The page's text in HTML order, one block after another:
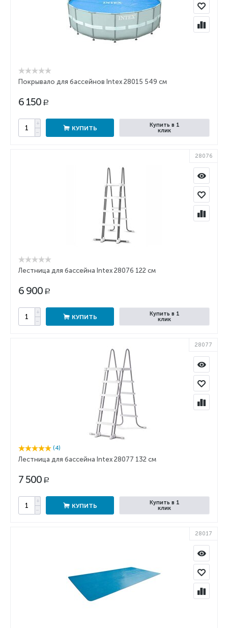
Покрывало для бассейнов Intex 28015 549 см
6 150 Р
+
−
КУПИТЬ
Купить в 1
клик
28076
Лестница для бассейна Intex 28076 122 см
6 900 Р
+
−
КУПИТЬ
Купить в 1
клик
28077
(4)
Лестница для бассейна Intex 28077 132 см
7 500 Р
+
−
КУПИТЬ
Купить в 1
клик
28017